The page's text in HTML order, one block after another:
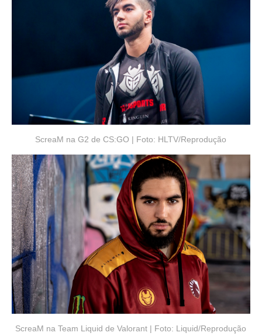
ScreaM na G2 de CS:GO | Foto: HLTV/Reprodução
ScreaM na Team Liquid de Valorant | Foto: Liquid/Reprodução